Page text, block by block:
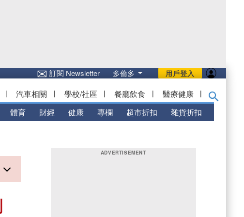
用戶登入
✉訂閱 Newsletter 多倫多
| 汽車相關 | 學校/社區 | 餐廳飲食 | 醫療健康 |
體育 財經 健康 專欄 超市折扣 雜貨折扣